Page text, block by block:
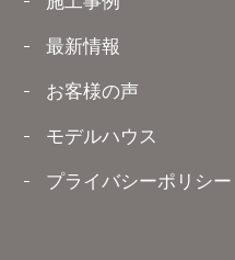
最新情報
お客様の声
モデルハウス
プライバシーポリシー